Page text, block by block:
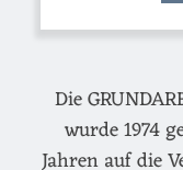
Die
wurde 1974
Jahren auf die